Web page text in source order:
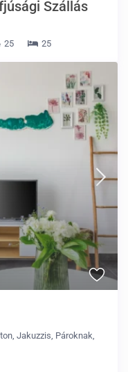
Szállás
25 25
,Jakuzzis Pároknak